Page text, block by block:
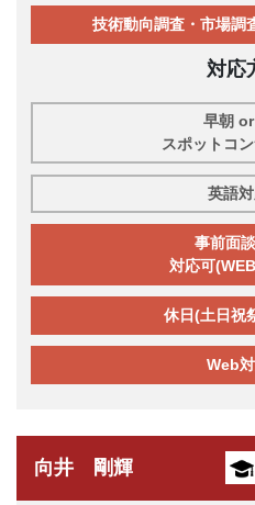
技術動向調査・市場調
対応
早朝
スポットコ
英語
事前面
対応可
休日(土日祝
Web
向井 剛輝